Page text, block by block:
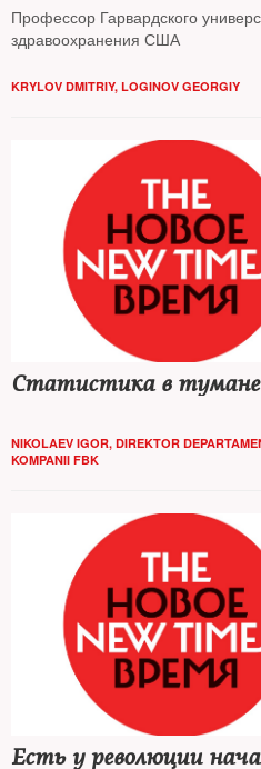
Профессор Гарвардского
здравоохранения США
KRYLOV DMITRIY, LOGINOV GEORGIY
Статистика в тумане
NIKOLAEV IGOR, DIREKTOR
KOMPANII FBK
Есть у революции